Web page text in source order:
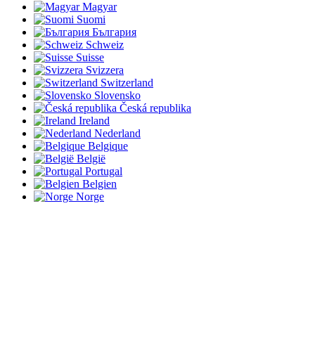
Magyar
Suomi
България
Schweiz
Suisse
Svizzera
Switzerland
Slovensko
Česká republika
Ireland
Nederland
Belgique
België
Portugal
Belgien
Norge